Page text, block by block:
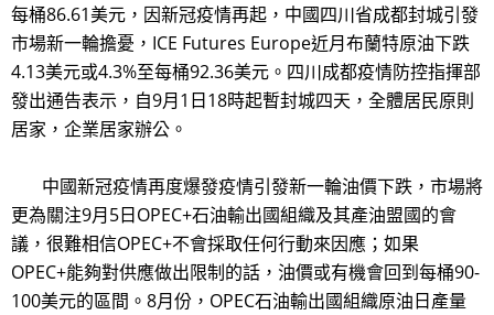
每桶86.61美元，因新冠疫情再起，中國四川省成都封城引發
市場新一輪擔憂，ICE Futures Europe近月布蘭特原油下跌
4.13美元或4.3%至每桶92.36美元。四川成都疫情防控指揮部
發出通告表示，自9月1日18時起暫封城四天，全體居民原則
居家，企業居家辦公。
中國新冠疫情再度爆發疫情引發新一輪油價下跌，市場將
更為關注9月5日OPEC+石油輸出國組織及其產油盟國的會
議，很難相信OPEC+不會採取任何行動來因應；如果
OPEC+能夠對供應做出限制的話，油價或有機會回到每桶90-
100美元的區間。8月份，OPEC石油輸出國組織原油日產量